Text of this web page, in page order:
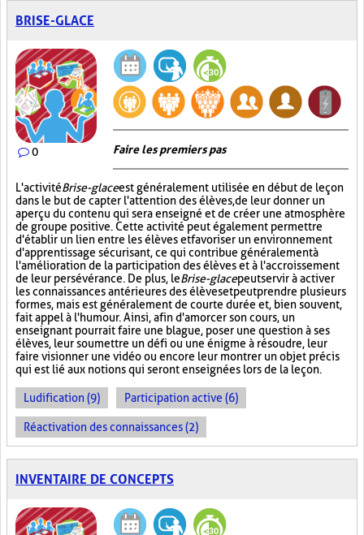
BRISE-GLACE
0 Faire les premiers pas
L'activitéBrise-glaceest généralement utilisée en début de leçon
dans le but de capter l'attention des élèves, de leur donner un
aperçu du contenu qui sera enseigné et de créer une atmosphère
de groupe positive. Cette activité peut également permettre
d'établir un lien entre les élèves et favoriser un environnement
d'apprentissage sécurisant, ce qui contribue généralement à
l'amélioration de la participation des élèves et à l'accroissement
de leur persévérance. De plus, leBrise-glacepeut servir à activer
les connaissances antérieures des élèves et peut prendre plusieurs
formes, mais est généralement de courte durée et, bien souvent,
fait appel à l'humour. Ainsi, afin d'amorcer son cours, un
enseignant pourrait faire une blague, poser une question à ses
élèves, leur soumettre un défi ou une énigme à résoudre, leur
faire visionner une vidéo ou encore leur montrer un objet précis
qui est lié aux notions qui seront enseignées lors de la leçon.
Ludification (9) Participation active (6)
Réactivation des connaissances (2)
INVENTAIRE DE CONCEPTS